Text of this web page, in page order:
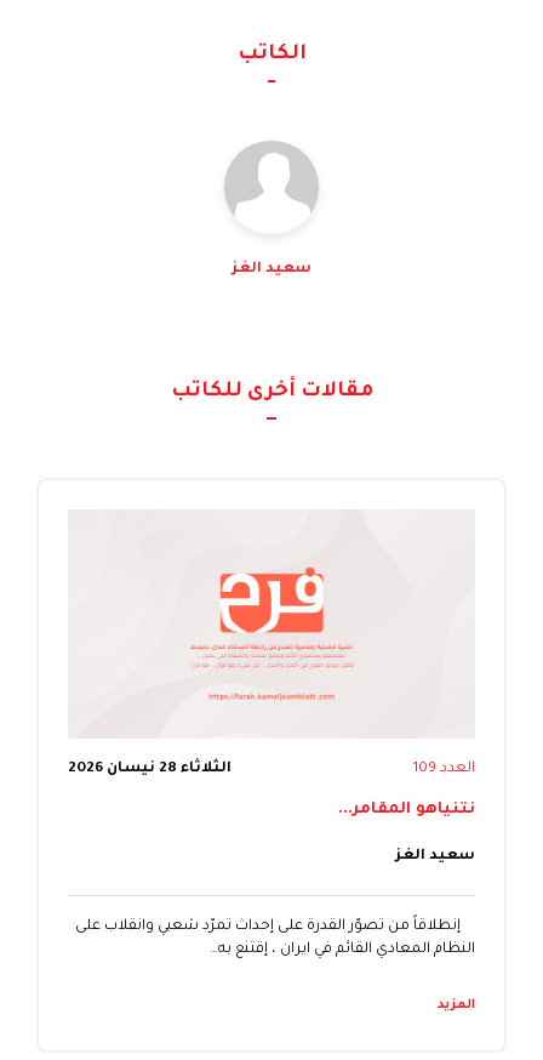
الكاتب
سعيد الغز
مقالات أخرى للكاتب
العدد 109 الثلاثاء 28 نيسان 2026
نتنياهو المقامر...
سعيد الغز
إنطلاقاً من تصوّر القدرة على إحداث تمرّد شعبي وانقلاب على
النظام المعادي القائم في ايران ، إقتنع به…
المزيد